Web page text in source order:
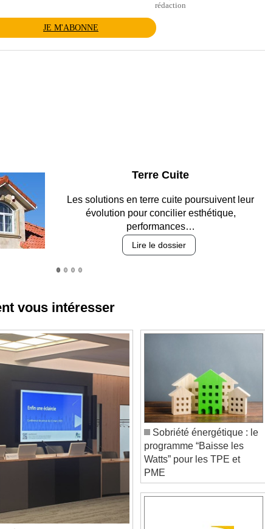
rédaction
JE M'ABONNE
Parking et garages
Entre circulation, sécurisation des accès, durabilité
des revêtements et intégration…
Lire le dossier
Bâtiment : la FFB
Sobriété énergétique : le
programme “Baisse les
Watts” pour les TPE et
PME